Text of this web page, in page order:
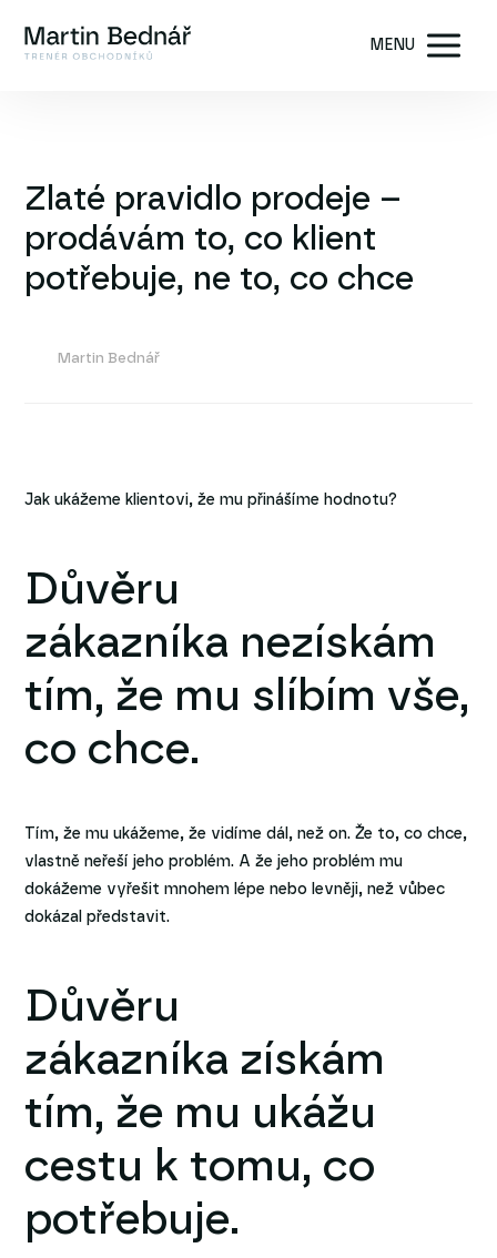
MENU
Zlaté pravidlo prodeje –
prodávám to, co klient
potřebuje, ne to, co chce
Martin Bednář
Jak ukážeme klientovi, že mu přinášíme hodnotu?
Důvěru
zákazníka nezískám
tím, že mu slíbím vše,
co chce.
Tím, že mu ukážeme, že vidíme dál, než on. Že to, co chce,
vlastně neřeší jeho problém. A že jeho problém mu
dokážeme vyřešit mnohem lépe nebo levněji, než vůbec
dokázal představit.
Důvěru
zákazníka získám
tím, že mu ukážu
cestu k tomu, co
potřebuje.